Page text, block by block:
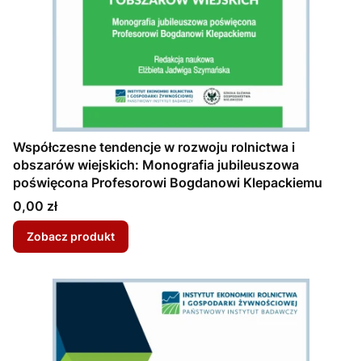
Współczesne tendencje w rozwoju rolnictwa i
obszarów wiejskich: Monografia jubileuszowa
poświęcona Profesorowi Bogdanowi Klepackiemu
Cena
0,00 zł
Zobacz produkt